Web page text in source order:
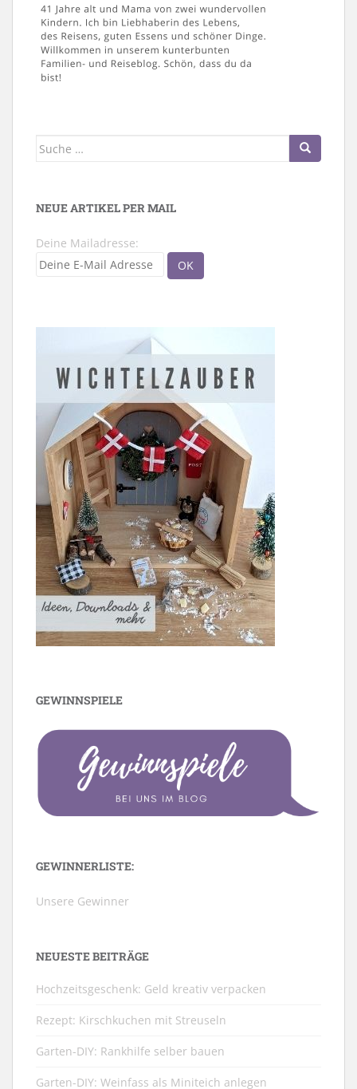
Suche
NEUE ARTIKEL PER MAIL
Deine Mailadresse:
GEWINNSPIELE
GEWINNERLISTE:
Unsere Gewinner
NEUESTE BEITRÄGE
Hochzeitsgeschenk: Geld kreativ verpacken
Rezept: Kirschkuchen mit Streuseln
Garten-DIY: Rankhilfe selber bauen
Garten-DIY: Weinfass als Miniteich anlegen